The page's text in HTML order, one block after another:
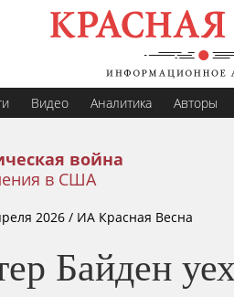
Видео Аналитика Авторы
война
в США
2026 / ИА Красная Весна
Байден